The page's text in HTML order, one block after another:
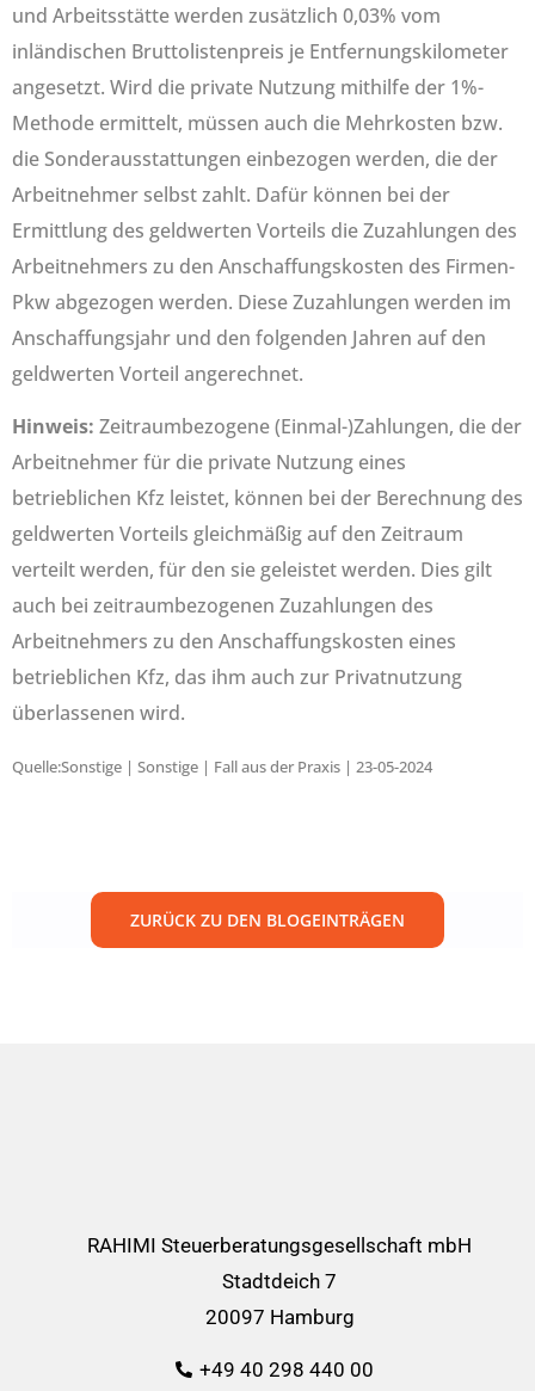
und Arbeitsstätte werden zusätzlich 0,03% vom
inländischen Bruttolistenpreis je Entfernungskilometer
angesetzt. Wird die private Nutzung mithilfe der 1%-
Methode ermittelt, müssen auch die Mehrkosten bzw.
die Sonderausstattungen einbezogen werden, die der
Arbeitnehmer selbst zahlt. Dafür können bei der
Ermittlung des geldwerten Vorteils die Zuzahlungen des
Arbeitnehmers zu den Anschaffungskosten des Firmen-
Pkw abgezogen werden. Diese Zuzahlungen werden im
Anschaffungsjahr und den folgenden Jahren auf den
geldwerten Vorteil angerechnet.
Hinweis: Zeitraumbezogene (Einmal-)Zahlungen, die der
Arbeitnehmer für die private Nutzung eines
betrieblichen Kfz leistet, können bei der Berechnung des
geldwerten Vorteils gleichmäßig auf den Zeitraum
verteilt werden, für den sie geleistet werden. Dies gilt
auch bei zeitraumbezogenen Zuzahlungen des
Arbeitnehmers zu den Anschaffungskosten eines
betrieblichen Kfz, das ihm auch zur Privatnutzung
überlassenen wird.
Quelle:Sonstige | Sonstige | Fall aus der Praxis | 23-05-2024
ZURÜCK ZU DEN BLOGEINTRÄGEN
RAHIMI Steuerberatungsgesellschaft mbH
Stadtdeich 7
20097 Hamburg
+49 40 298 440 00